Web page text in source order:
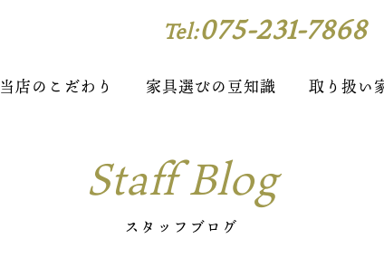
Tel:075-231-7868
当店のこだわり 家具選びの豆知識 取り扱い
Staff Blog
スタッフブログ